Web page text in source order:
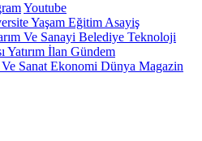
Youtube
Yaşam Eğitim Asayiş
Ve Sanayi Belediye Teknoloji
Yatırım İlan Gündem
Sanat Ekonomi Dünya Magazin